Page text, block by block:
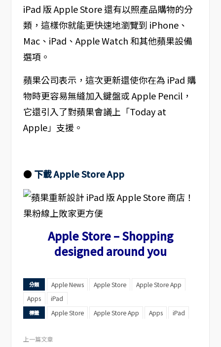
iPad 版 Apple Store 還有以照產品購物的分
類，這樣你就能更快速地瀏覽到 iPhone、
Mac、iPad、Apple Watch 和其他蘋果設備
選項。
蘋果公司表示，這次更新還使你在為 iPad 購
物時更容易無縫加入鍵盤或 Apple Pencil，
它還引入了對蘋果會議上「Today at
Apple」支援。
● 下載 Apple Store App
Apple Store – Shopping
designed around you
分類 Apple News Apple Store
Apple Store App
Apps
iPad
標籤 Apple Store Apple Store App Apps iPad
上一篇文章